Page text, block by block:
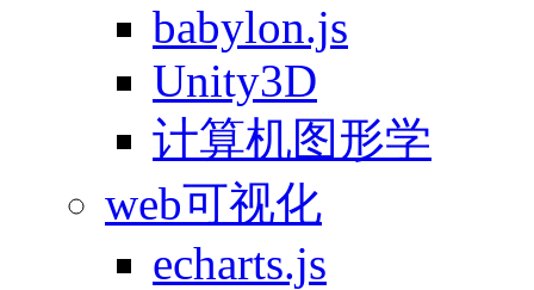
babylon.js
Unity3D
计算机图形学
web可视化
echarts.js